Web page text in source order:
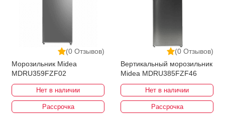
(0 Отзывов)
Морозильник Midea
MDRU359FZF02
Нет в наличии
Рассрочка
(0 Отзывов)
Вертикальный морозильник
Midea MDRU385FZF46
Нет в наличии
Рассрочка